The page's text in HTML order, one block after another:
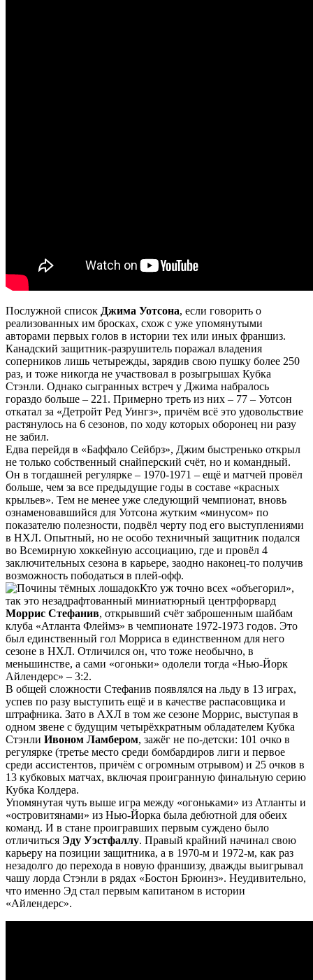
Послужной список Джима Уотсона, если говорить о
реализованных им бросках, схож с уже упомянутыми
авторами первых голов в истории тех или иных франшиз.
Канадский защитник-разрушитель поражал владения
соперников лишь четырежды, зарядив свою пушку более 250
раз, и тоже никогда не участвовал в розыгрышах Кубка
Стэнли. Однако сыгранных встреч у Джима набралось
гораздо больше – 221. Примерно треть из них – 77 – Уотсон
откатал за «Детройт Ред Уингз», причём всё это удовольствие
растянулось на 6 сезонов, по ходу которых оборонец ни разу
не забил.
Едва перейдя в «Баффало Сейбрз», Джим быстренько открыл
не только собственный снайперский счёт, но и командный.
Он в тогдашней регулярке – 1970-1971 – ещё и матчей провёл
больше, чем за все предыдущие годы в составе «красных
крыльев». Тем не менее уже следующий чемпионат, вновь
ознаменовавшийся для Уотсона жутким «минусом» по
показателю полезности, подвёл черту под его выступлениями
в НХЛ. Опытный, но не особо техничный защитник подался
во Всемирную хоккейную ассоциацию, где и провёл 4
заключительных сезона в карьере, заодно наконец-то получив
возможность пободаться в плей-офф.
Кто уж точно всех «объегорил»,
так это незадрафтованный миниатюрный центрфорвард
Моррис Стефанив, открывший счёт заброшенным шайбам
клуба «Атланта Флеймз» в чемпионате 1972-1973 годов. Это
был единственный гол Морриса в единственном для него
сезоне в НХЛ. Отличился он, что тоже необычно, в
меньшинстве, а сами «огоньки» одолели тогда «Нью-Йорк
Айлендерс» – 3:2.
В общей сложности Стефанив появлялся на льду в 13 играх,
успев по разу выступить ещё и в качестве распасовщика и
штрафника. Зато в АХЛ в том же сезоне Моррис, выступая в
одном звене с будущим четырёхкратным обладателем Кубка
Стэнли Ивоном Ламбером, зажёг не по-детски: 101 очко в
регулярке (третье место среди бомбардиров лиги и первое
среди ассистентов, причём с огромным отрывом) и 25 очков в
13 кубковых матчах, включая проигранную финальную серию
Кубка Колдера.
Упомянутая чуть выше игра между «огоньками» из Атланты и
«островитянами» из Нью-Йорка была дебютной для обеих
команд. И в стане проигравших первым суждено было
отличиться Эду Уэстфаллу. Правый крайний начинал свою
карьеру на позиции защитника, а в 1970-м и 1972-м, как раз
незадолго до перехода в новую франшизу, дважды выигрывал
чашу лорда Стэнли в рядах «Бостон Брюинз». Неудивительно,
что именно Эд стал первым капитаном в истории
«Айлендерс».